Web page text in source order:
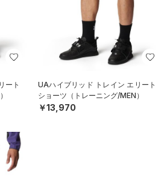
ート
UAハイブリッド トレイン エリート
ショーツ（トレーニング/MEN）
￥13,970